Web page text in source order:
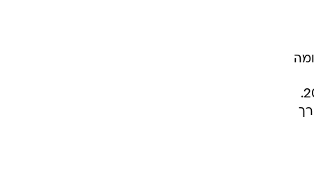
הזכיינים על דחיית המועד ל-2008. באחרונה התברר שהרכבת לא תפעל לפחות עד אמצע 2010.